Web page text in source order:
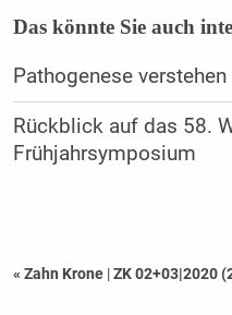
Das könnte Sie auch
Pathogenese
Rückblick auf das 58.
Frühjahrsymposium
« Zahn Krone |ZK 02+03|2020